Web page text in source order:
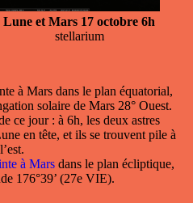
Lune et Mars 17 octobre 6h
stellarium
à Mars dans le plan équatorial,
solaire de Mars 28° Ouest.
ce jour : à 6h, les deux astres
en tête, et ils se trouvent pile à
l’est.
à Marsdans le plan écliptique,
176°39’ (27e VIE).